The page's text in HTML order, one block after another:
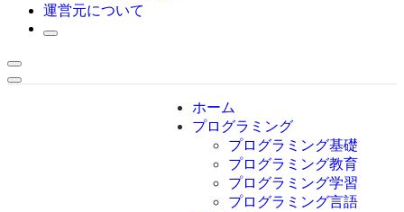
運営元について
ホーム
プログラミング
プログラミング基礎
プログラミング教育
プログラミング学習
プログラミング言語